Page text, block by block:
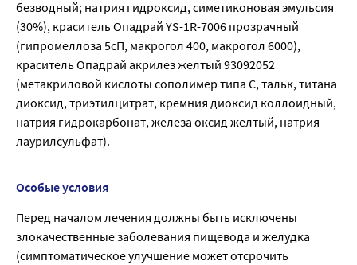
безводный; натрия гидроксид, симетиконовая эмульсия
(30%), краситель Опадрай YS-1R-7006 прозрачный
(гипромеллоза 5сП, макрогол 400, макрогол 6000),
краситель Опадрай акрилез желтый 93092052
(метакриловой кислоты сополимер типа С, тальк, титана
диоксид, триэтилцитрат, кремния диоксид коллоидный,
натрия гидрокарбонат, железа оксид желтый, натрия
лаурилсульфат).
Особые условия
Перед началом лечения должны быть исключены
злокачественные заболевания пищевода и желудка
(симптоматическое улучшение может отсрочить